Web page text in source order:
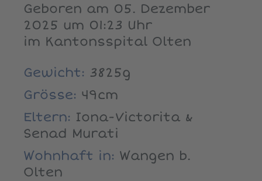
Geboren am 05. Dezember
2025 um 01:23 Uhr
im Kantonsspital Olten
Gewicht: 3825g
Grösse: 49cm
Eltern: Iona-Victorita &
Senad Murati
Wohnhaft in: Wangen b.
Olten